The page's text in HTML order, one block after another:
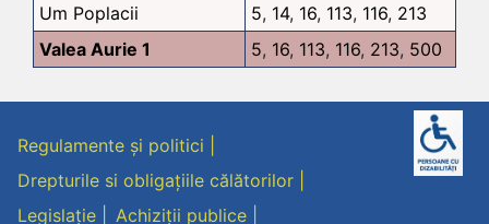
Um Poplacii
5, 14, 16, 113, 116, 213
Valea Aurie 1
5, 16, 113, 116, 213, 500
Regulamente și politici
Drepturile si obligațiile călătorilor
Legislație
Achiziții publice